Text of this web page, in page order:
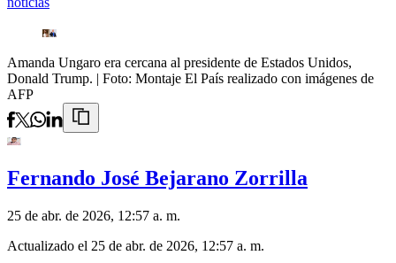
Amanda Ungaro era cercana al presidente de Estados Unidos,
Donald Trump. | Foto: Montaje El País realizado con imágenes de
AFP
Fernando José Bejarano Zorrilla
25 de abr. de 2026, 12:57 a. m.
Actualizado el 25 de abr. de 2026, 12:57 a. m.